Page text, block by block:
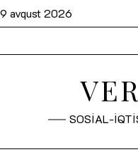
9 avqust 2026
SOSİAL-